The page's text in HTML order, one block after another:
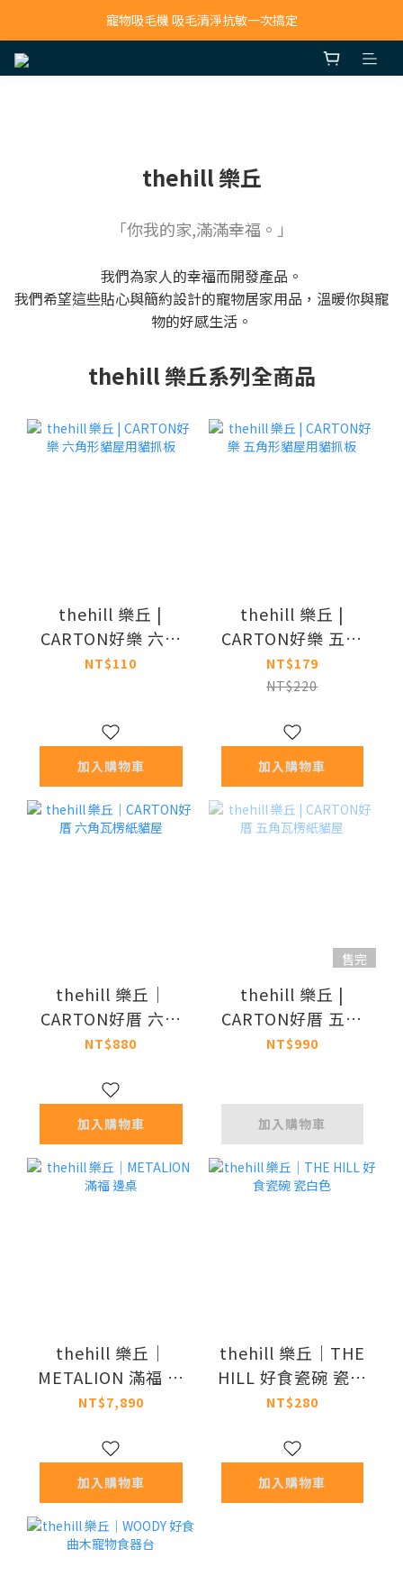
寵物吸毛機 吸毛清淨抗敏一次搞定
寵物吸毛機 吸毛清淨抗敏一次搞定
thehill 樂丘
「你我的家,滿滿幸福。」
我們為家人的幸福而開發產品。
我們希望這些貼心與簡約設計的寵物居家用品，溫暖你與寵
物的好感生活。
thehill 樂丘系列全商品
thehill 樂丘 |
CARTON好樂 六角
形貓屋用貓抓板
NT$110
加入購物車
thehill 樂丘 |
CARTON好樂 五角
形貓屋用貓抓板
NT$179
NT$220
加入購物車
thehill 樂丘｜
CARTON好厝 六角
瓦楞紙貓屋
NT$880
加入購物車
售完
thehill 樂丘 |
CARTON好厝 五角
瓦楞紙貓屋
NT$990
加入購物車
thehill 樂丘｜
METALION 滿福 邊
桌
NT$7,890
加入購物車
thehill 樂丘｜THE
HILL 好食瓷碗 瓷白
色
NT$280
加入購物車